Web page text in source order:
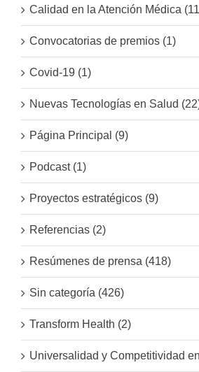
Calidad en la Atención Médica
Convocatorias de premios (1)
Covid-19 (1)
Nuevas Tecnologías en Salud
Página Principal (9)
Podcast (1)
Proyectos estratégicos (9)
Referencias (2)
Resúmenes de prensa (418)
Sin categoría (426)
Transform Health (2)
Universalidad y Competitividad